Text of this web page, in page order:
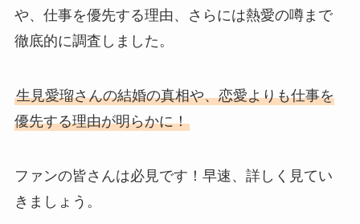
や、仕事を優先する理由、さらには熱愛の噂まで
徹底的に調査しました。
生見愛瑠さんの結婚の真相や、恋愛よりも仕事を
優先する理由が明らかに！
ファンの皆さんは必見です！早速、詳しく見てい
きましょう。